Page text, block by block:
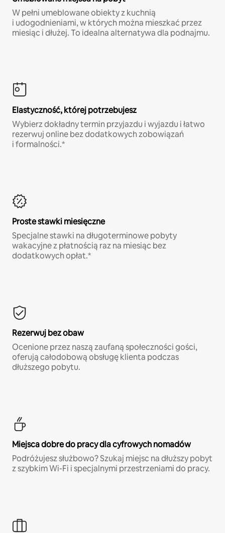
W pełni umeblowane obiekty z kuchnią
i udogodnieniami, w których można mieszkać przez
miesiąc i dłużej. To idealna alternatywa dla podnajmu.
Elastyczność, której potrzebujesz
Wybierz dokładny termin przyjazdu i wyjazdu i łatwo
rezerwuj online bez dodatkowych zobowiązań
i formalności.*
Proste stawki miesięczne
Specjalne stawki na długoterminowe pobyty
wakacyjne z płatnością raz na miesiąc bez
dodatkowych opłat.*
Rezerwuj bez obaw
Ocenione przez naszą zaufaną społeczności gości,
oferują całodobową obsługę klienta podczas
dłuższego pobytu.
Miejsca dobre do pracy dla cyfrowych nomadów
Podróżujesz służbowo? Szukaj miejsc na dłuższy pobyt
z szybkim Wi-Fi i specjalnymi przestrzeniami do pracy.